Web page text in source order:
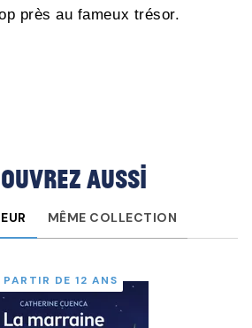
près au fameux trésor.
aussi
MÊME COLLECTION
DE 12 ANS